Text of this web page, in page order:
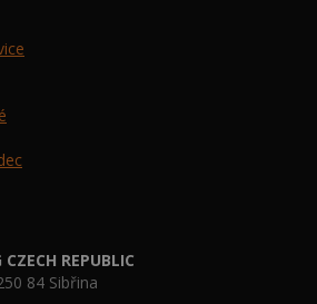
REPUBLIC
84 Sibřina